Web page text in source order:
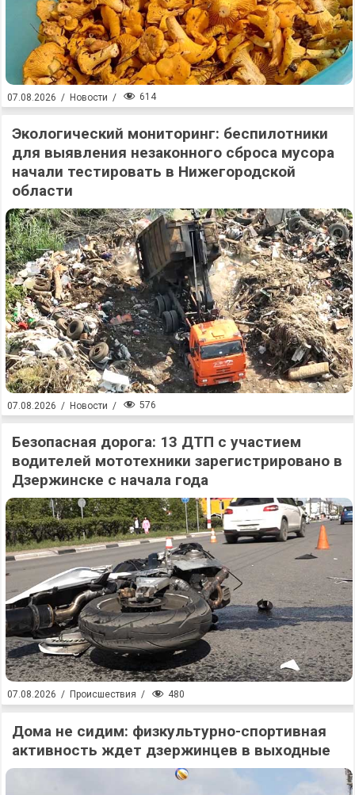
07.08.2026 / Новости / 614
Экологический мониторинг: беспилотники
для выявления незаконного сброса мусора
начали тестировать в Нижегородской
области
07.08.2026 / Новости / 576
Безопасная дорога: 13 ДТП с участием
водителей мототехники зарегистрировано в
Дзержинске с начала года
07.08.2026 / Происшествия / 480
Дома не сидим: физкультурно-спортивная
активность ждет дзержинцев в выходные